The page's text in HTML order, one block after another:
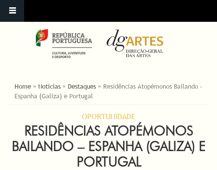
YOU ARE HERE
Home » Notícias » Destaques » Residências Atopémonos Bailando –
Espanha (Galiza) e Portugal
OPORTUNIDADE
RESIDÊNCIAS ATOPÉMONOS
BAILANDO – ESPANHA (GALIZA) E
PORTUGAL